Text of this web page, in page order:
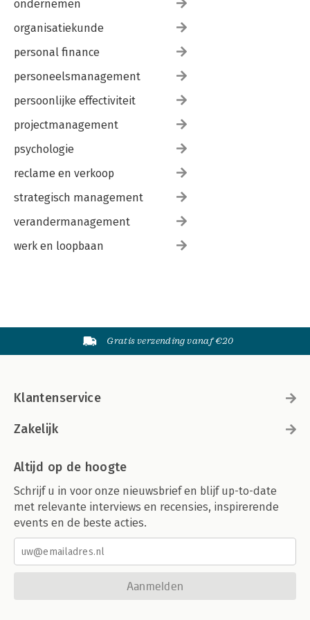
ondernemen
organisatiekunde
personal finance
personeelsmanagement
persoonlijke effectiviteit
projectmanagement
psychologie
reclame en verkoop
strategisch management
verandermanagement
werk en loopbaan
Gratis verzending vanaf €20
Klantenservice
Zakelijk
Altijd op de hoogte
Schrijf u in voor onze nieuwsbrief en blijf up-to-date
met relevante interviews en recensies, inspirerende
events en de beste acties.
Aanmelden